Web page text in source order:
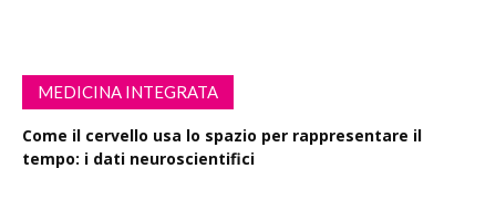
MEDICINA INTEGRATA
Come il cervello usa lo spazio per rappresentare il
tempo: i dati neuroscientifici